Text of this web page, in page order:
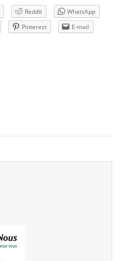
Reddit
WhatsApp
Pinterest
E-mail